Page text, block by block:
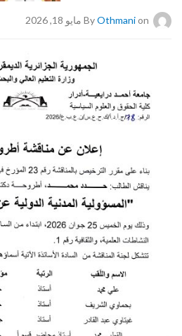
ByOthmanion مايو 18, 2026